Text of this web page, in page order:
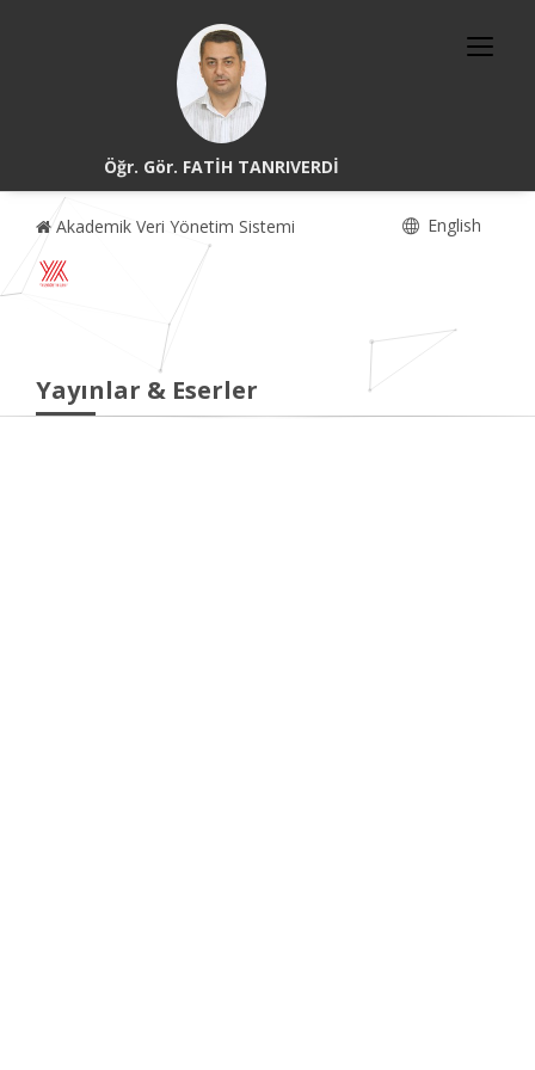
Öğr. Gör. FATİH TANRIVERDİ
Akademik Veri Yönetim Sistemi English
Yayınlar & Eserler